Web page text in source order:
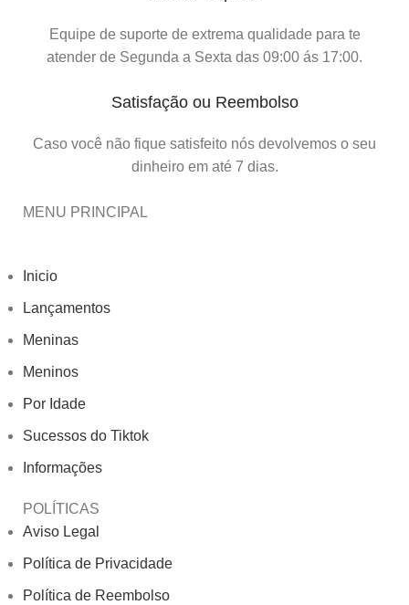
Equipe de suporte de extrema qualidade para te
atender de Segunda a Sexta das 09:00 ás 17:00.
Satisfação ou Reembolso
Caso você não fique satisfeito nós devolvemos o seu
dinheiro em até 7 dias.
MENU PRINCIPAL
Inicio
Lançamentos
Meninas
Meninos
Por Idade
Sucessos do Tiktok
Informações
POLÍTICAS
Aviso Legal
Política de Privacidade
Política de Reembolso